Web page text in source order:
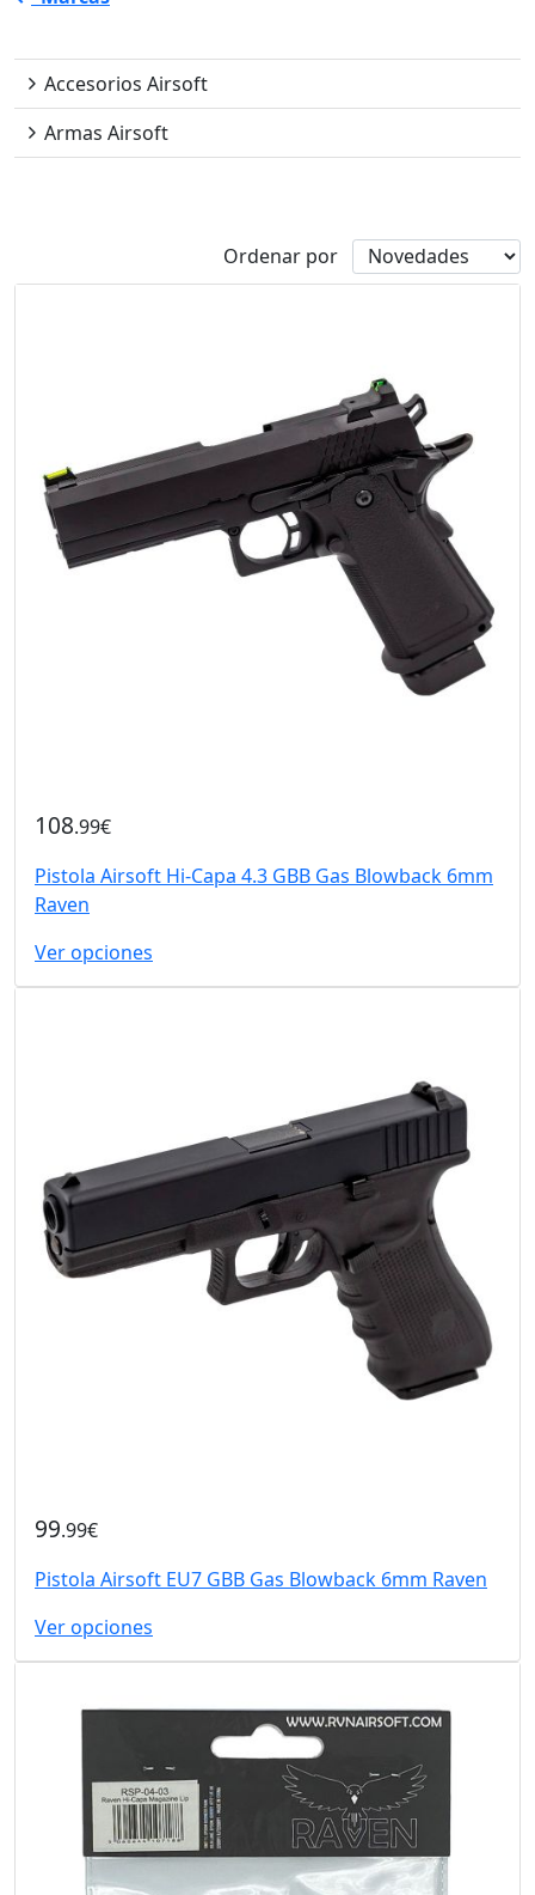
Accesorios Airsoft
Armas Airsoft
Ordenar por
108.99€
Pistola Airsoft Hi-Capa 4.3 GBB Gas Blowback 6mm
Raven
Ver opciones
99.99€
Pistola Airsoft EU7 GBB Gas Blowback 6mm Raven
Ver opciones